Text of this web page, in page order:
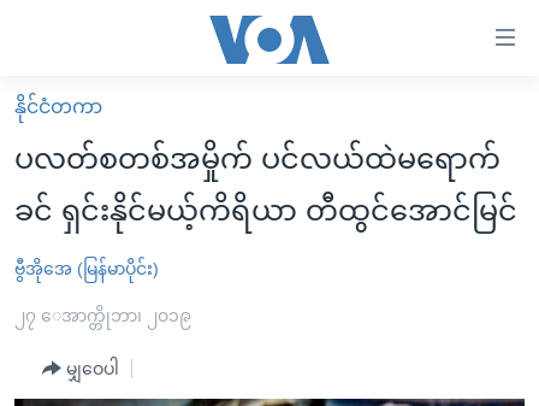
လွယ်ကူ
စေ
သည့်
များ
ပင်မ
မူလစာမျက်နှာ
မြန်မာ
ကမ္ဘာ့သတင်းများ
နိုင်ငံတကာ
အစ္စရေး-ပါလက်စတိုင်း
ဗွီဒီယို
အင်္ဂလိပ်စာလေ့လာမယ်
နိုင်ငံတကာ
ပလတ်စတစ်အမှိုက် ပင်လယ်ထဲမရောက်
ခင် ရှင်းနိုင်မယ့်ကိရိယာ တီထွင်အောင်မြင်
ဗွီအိုအေ (မြန်မာပိုင်း)
၂၇ ေအာက္တိုဘာ၊ ၂၀၁၉
မျှဝေပါ